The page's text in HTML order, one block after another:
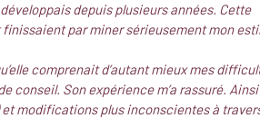
depuis plusieurs années. Cette
finissaient par miner sérieusement mon
comprenait d’autant mieux mes
conseil. Son expérience m’a rassuré.
modifications plus inconscientes à